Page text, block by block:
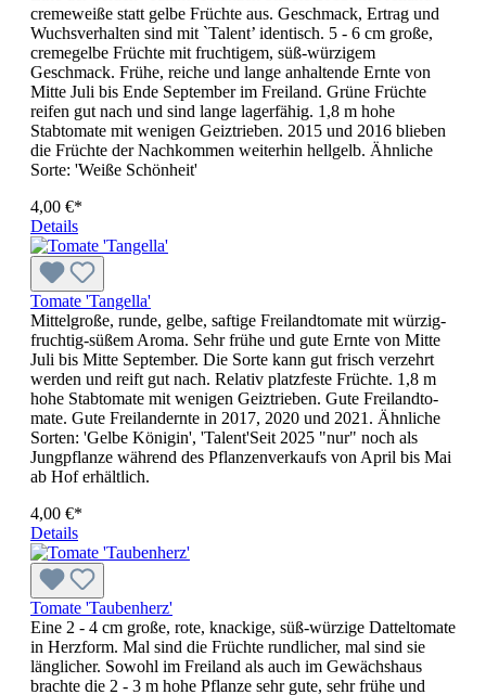
creme­weiße statt gelbe Früchte aus. Geschmack, Ertrag und
Wuchs­ver­halten sind mit `Talent’ identisch. 5 - 6 cm große,
cremegelbe Früch­te mit fruchtigem, süß-würzigem
Geschmack. Frühe, reiche und lan­ge anhaltende Ernte von
Mitte Juli bis Ende September im Freiland. Grüne Früch­te
reifen gut nach und sind lange lagerfähig. 1,8 m hohe
Stabtomate mit wenigen Geiztrieben. 2015 und 2016 blieben
die Früchte der Nachkommen weiterhin hellgelb. Ähnliche
Sorte: 'Weiße Schönheit'
4,00 €*
Details
Tomate 'Tangella'
Mittelgroße, runde, gelbe, saftige Freilandtomate mit würzig-
fruch­tig-süßem Aroma. Sehr frühe und gute Ernte von Mitte
Juli bis Mitte September. Die Sorte kann gut frisch verzehrt
werden und reift gut nach. Relativ platzfeste Früchte. 1,8 m
hohe Stabtomate mit weni­gen Geiztrieben. Gute Freilandto­
mate. Gute Freilandernte in 2017, 2020 und 2021. Ähnliche
Sorten: 'Gelbe Königin', 'Talent'Seit 2025 "nur" noch als
Jungpflanze während des Pflanzenverkaufs von April bis Mai
ab Hof erhältlich.
4,00 €*
Details
Tomate 'Taubenherz'
Eine 2 - 4 cm große, rote, knackige, süß-würzige Datteltomate
in Herzform. Mal sind die Früchte rundlicher, mal sind sie
länglicher. Sowohl im Freiland als auch im Gewächshaus
brachte die 2 - 3 m hohe Pflanze sehr gute, sehr frühe und